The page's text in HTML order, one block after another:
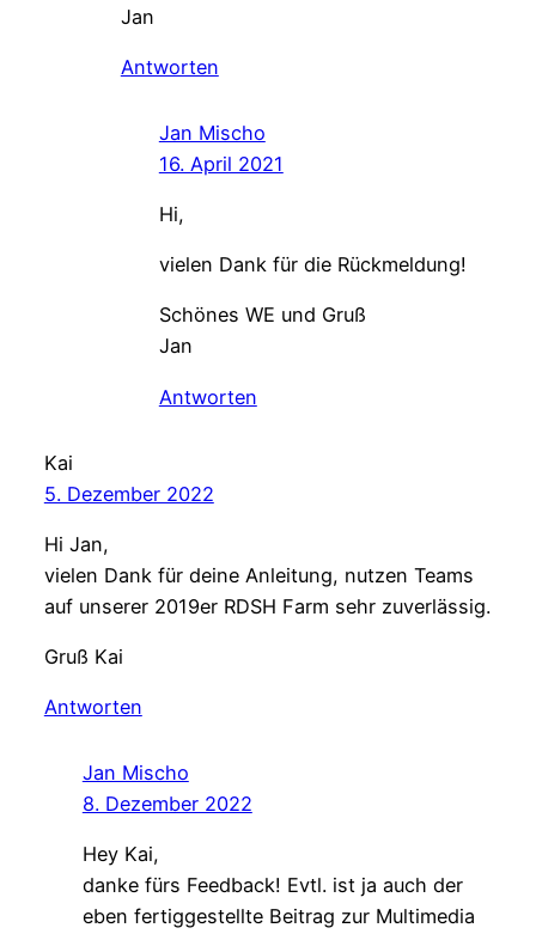
Jan
Antworten
Jan Mischo
16. April 2021
Hi,
vielen Dank für die Rückmeldung!
Schönes WE und Gruß
Jan
Antworten
Kai
5. Dezember 2022
Hi Jan,
vielen Dank für deine Anleitung, nutzen Teams
auf unserer 2019er RDSH Farm sehr zuverlässig.
Gruß Kai
Antworten
Jan Mischo
8. Dezember 2022
Hey Kai,
danke fürs Feedback! Evtl. ist ja auch der
eben fertiggestellte Beitrag zur Multimedia